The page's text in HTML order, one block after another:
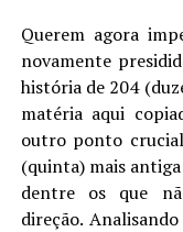
Querem agora
novamente
história de 204
matéria aqui
outro ponto
(quinta) mais
dentre os que
direção.